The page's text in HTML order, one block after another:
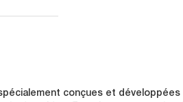
conçues et